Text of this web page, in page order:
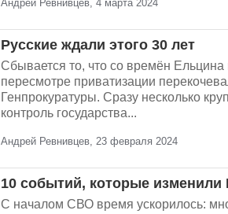
Андрей Ревнивцев, 4 марта 2024
Русские ждали этого 30 лет
Сбывается то, что со времён
пересмотре приватизации
Генпрокуратуры. Сразу несколько
контроль государства...
Андрей Ревнивцев, 23 февраля 2024
10 событий, которые изменили
С началом СВО время ускорилось: